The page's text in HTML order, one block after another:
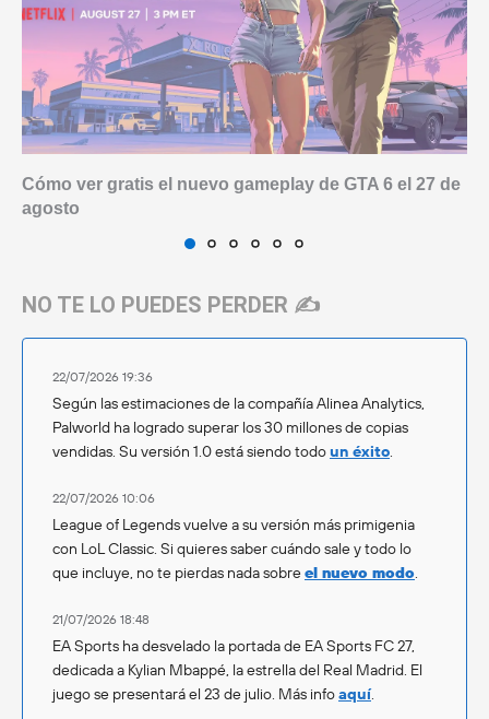
Cómo ver gratis el nuevo gameplay de GTA 6 el 27 de
agosto
NO TE LO PUEDES PERDER ✍️
22/07/2026 19:36
Según las estimaciones de la compañía Alinea Analytics,
Palworld ha logrado superar los 30 millones de copias
vendidas. Su versión 1.0 está siendo todoun éxito.
22/07/2026 10:06
League of Legends vuelve a su versión más primigenia
con LoL Classic. Si quieres saber cuándo sale y todo lo
que incluye, no te pierdas nada sobreel nuevo modo.
21/07/2026 18:48
EA Sports ha desvelado la portada de EA Sports FC 27,
dedicada a Kylian Mbappé, la estrella del Real Madrid. El
juego se presentará el 23 de julio. Más infoaquí.